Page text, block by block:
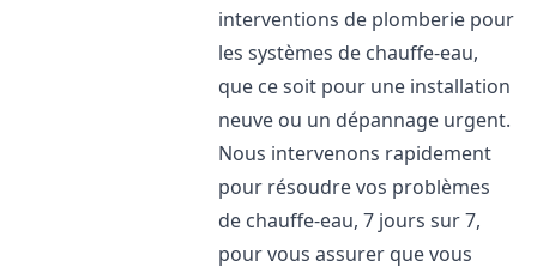
interventions de plomberie pour
les systèmes de chauffe-eau,
que ce soit pour une installation
neuve ou un dépannage urgent.
Nous intervenons rapidement
pour résoudre vos problèmes
de chauffe-eau, 7 jours sur 7,
pour vous assurer que vous